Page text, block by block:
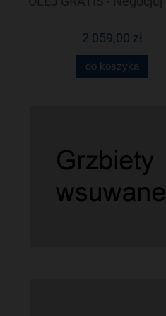
2 059,00 zł
do koszyka